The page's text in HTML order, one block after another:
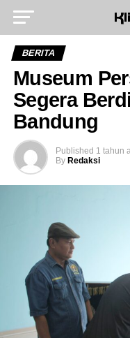
BERITA
Museum
Segera
Bandung
Published 1 tahun
By Redaksi
Go